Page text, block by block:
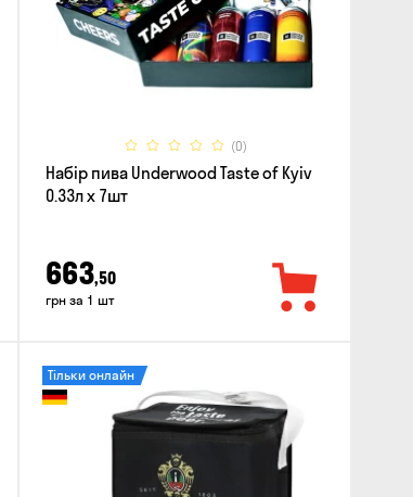
(0)
Набір пива Underwood Taste of Kyiv
0.33л x 7шт
663,50
грн за 1 шт
Тільки онлайн